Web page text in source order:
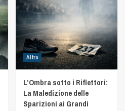
Altro
L’Ombra sotto i Riflettori:
La Maledizione delle
Sparizioni ai Grandi